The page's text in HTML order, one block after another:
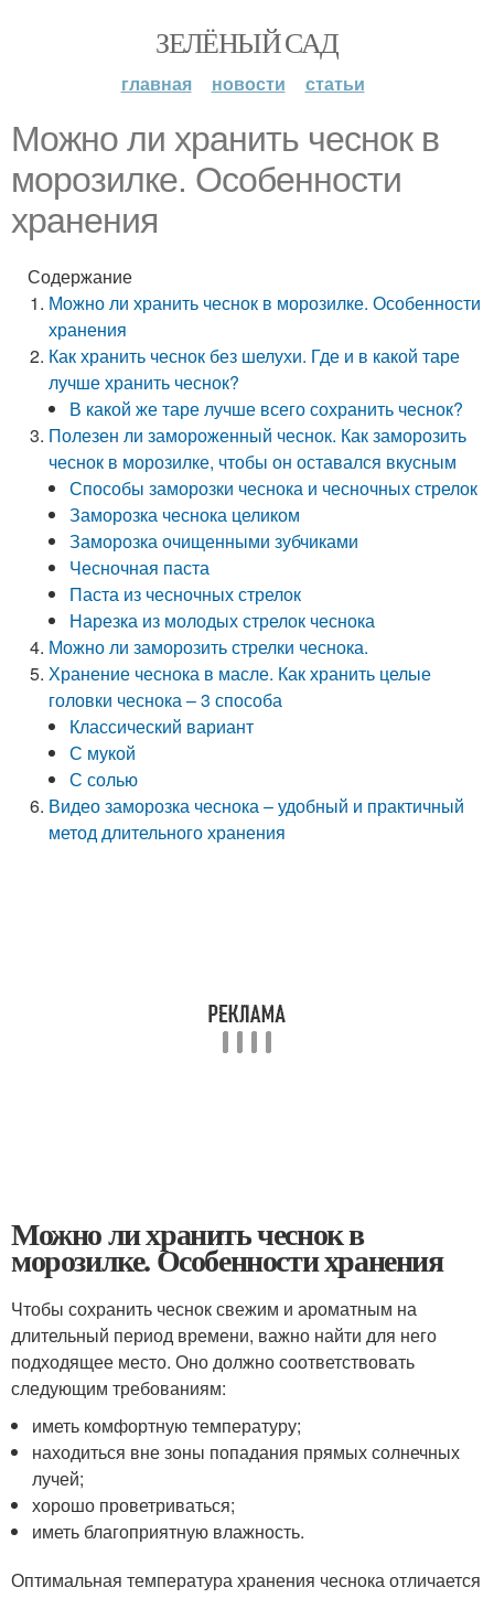
ЗЕЛЁНЫЙ САД
главная новости статьи
Можно ли хранить чеснок в
морозилке. Особенности
хранения
Содержание
Можно ли хранить чеснок в морозилке. Особенности
хранения
Как хранить чеснок без шелухи. Где и в какой таре
лучше хранить чеснок?
В какой же таре лучше всего сохранить чеснок?
Полезен ли замороженный чеснок. Как заморозить
чеснок в морозилке, чтобы он оставался вкусным
Способы заморозки чеснока и чесночных стрелок
Заморозка чеснока целиком
Заморозка очищенными зубчиками
Чесночная паста
Паста из чесночных стрелок
Нарезка из молодых стрелок чеснока
Можно ли заморозить стрелки чеснока.
Хранение чеснока в масле. Как хранить целые
головки чеснока – 3 способа
Классический вариант
С мукой
С солью
Видео заморозка чеснока – удобный и практичный
метод длительного хранения
Можно ли хранить чеснок в
морозилке. Особенности хранения
Чтобы сохранить чеснок свежим и ароматным на
длительный период времени, важно найти для него
подходящее место. Оно должно соответствовать
следующим требованиям:
иметь комфортную температуру;
находиться вне зоны попадания прямых солнечных
лучей;
хорошо проветриваться;
иметь благоприятную влажность.
Оптимальная температура хранения чеснока отличается